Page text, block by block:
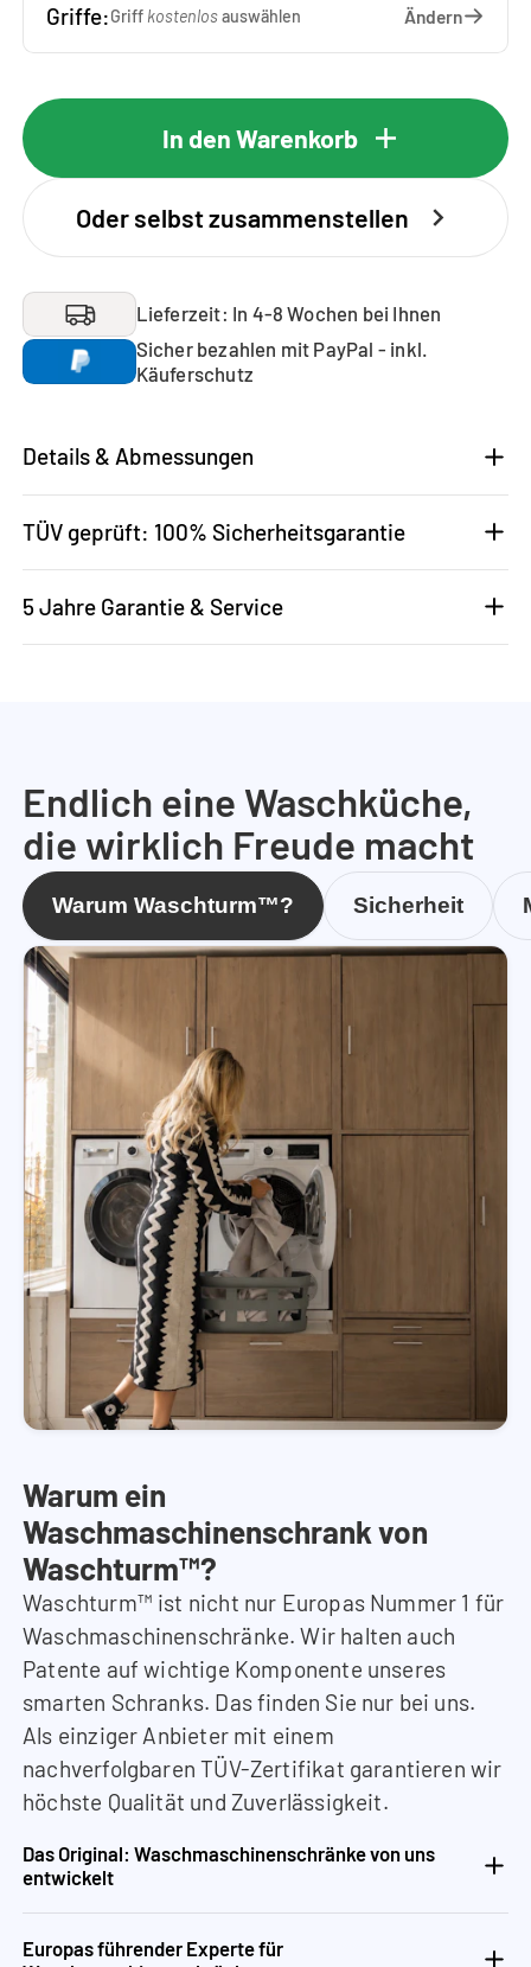
Griffe:Griff kostenlosauswählen Ändern
In den Warenkorb
Oder selbst zusammenstellen
Lieferzeit: In 4-8 Wochen bei Ihnen
Sicher bezahlen mit PayPal - inkl.
Käuferschutz
Details & Abmessungen
TÜV geprüft: 100% Sicherheitsgarantie
5 Jahre Garantie & Service
Endlich eine Waschküche,
die wirklich Freude macht
Warum Waschturm™? Sicherheit
Warum ein
Waschmaschinenschrank von
Waschturm™?
Waschturm™ ist nicht nur Europas Nummer 1 für
Waschmaschinenschränke. Wir halten auch
Patente auf wichtige Komponente unseres
smarten Schranks. Das finden Sie nur bei uns.
Als einziger Anbieter mit einem
nachverfolgbaren TÜV-Zertifikat garantieren wir
höchste Qualität und Zuverlässigkeit.
Das Original: Waschmaschinenschränke von uns
entwickelt
Europas führender Experte für